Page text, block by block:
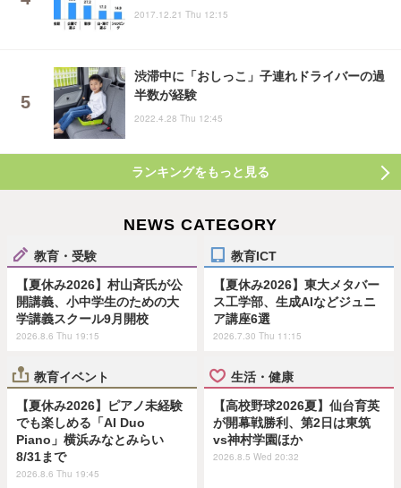
2017.12.21 Thu 12:15
渋滞中に「おしっこ」子連れドライバーの過
半数が経験
2022.4.28 Thu 12:45
ランキングをもっと見る
NEWS CATEGORY
教育・受験
【夏休み2026】村山斉氏が公
開講義、小中学生のための大
学講義スクール9月開校
2026.8.6 Thu 19:15
教育ICT
【夏休み2026】東大メタバー
ス工学部、生成AIなどジュニ
ア講座6選
2026.7.30 Thu 11:15
教育イベント
【夏休み2026】ピアノ未経験
でも楽しめる「AI Duo
Piano」横浜みなとみらい
8/31まで
2026.8.6 Thu 19:45
生活・健康
【高校野球2026夏】仙台育英
が開幕戦勝利、第2日は東筑
vs神村学園ほか
2026.8.5 Wed 20:32